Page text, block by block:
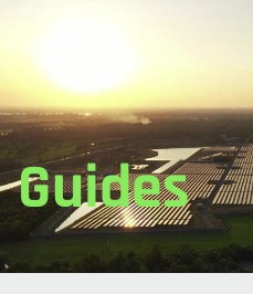
Guides